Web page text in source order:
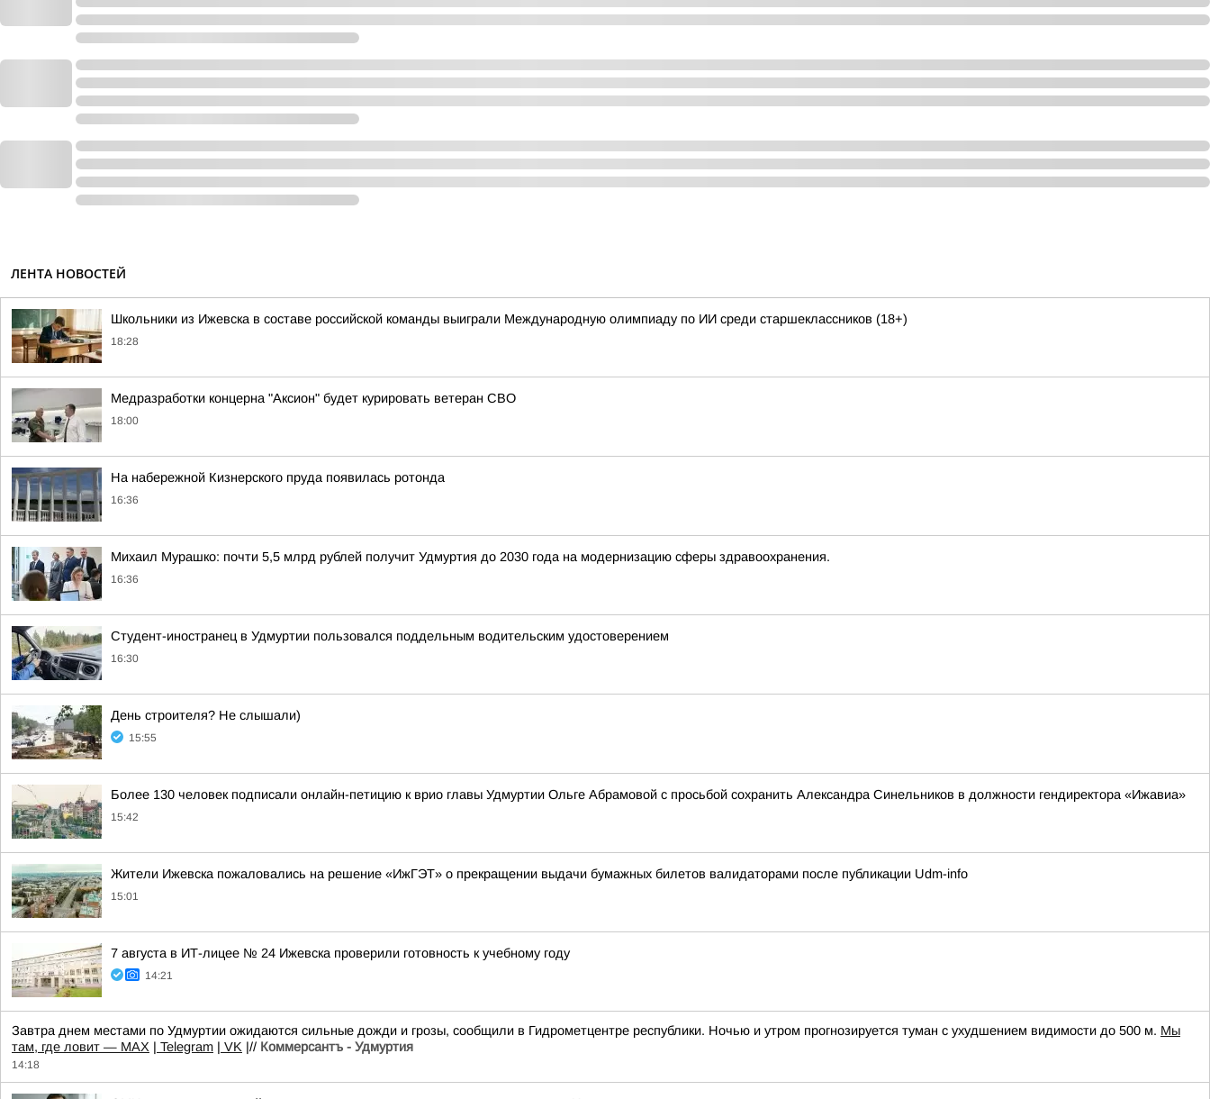
ЛЕНТА НОВОСТЕЙ
Школьники из Ижевска в составе российской команды выиграли Международную олимпиаду по ИИ среди старшеклассников (18+)
18:28
Медразработки концерна "Аксион" будет курировать ветеран СВО
18:00
На набережной Кизнерского пруда появилась ротонда
16:36
Михаил Мурашко: почти 5,5 млрд рублей получит Удмуртия до 2030 года на модернизацию сферы здравоохранения.
16:36
Студент-иностранец в Удмуртии пользовался поддельным водительским удостоверением
16:30
День строителя? Не слышали)
15:55
Более 130 человек подписали онлайн-петицию к врио главы Удмуртии Ольге Абрамовой с просьбой сохранить Александра Синельников в должности гендиректора «Ижавиа»
15:42
Жители Ижевска пожаловались на решение «ИжГЭТ» о прекращении выдачи бумажных билетов валидаторами после публикации Udm-info
15:01
7 августа в ИТ-лицее № 24 Ижевска проверили готовность к учебному году
14:21
Завтра днем местами по Удмуртии ожидаются сильные дожди и грозы, сообщили в Гидрометцентре республики. Ночью и утром прогнозируется туман с ухудшением видимости до 500 м. Мы
там, где ловит — MAX | Telegram | VK |// Коммерсантъ - Удмуртия
14:18